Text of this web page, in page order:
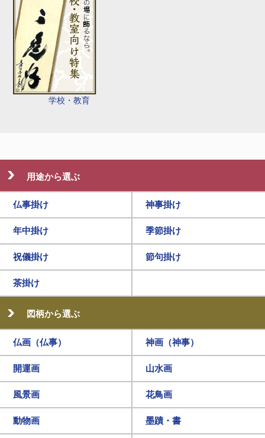
学校・教育
用途から選ぶ
仏事掛け 神事掛け
年中掛け 季節掛け
祝儀掛け 節句掛け
茶掛け
図柄から選ぶ
仏画（仏事） 神画（神事）
開運画 山水画
風景画 花鳥画
動物画 墨蹟・書